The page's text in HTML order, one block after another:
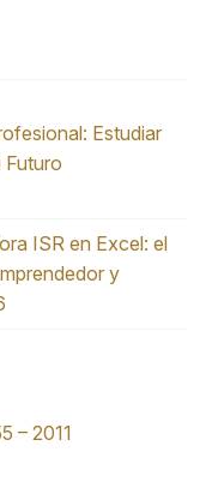
Estudiar
Futuro
ISR en Excel: el
y
– 2011